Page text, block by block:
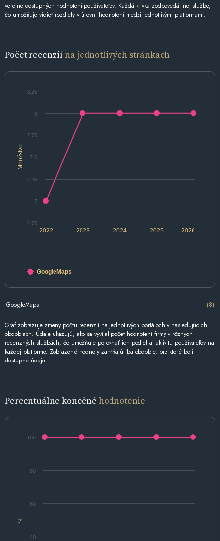
verejne dostupných hodnotení používateľov. Každá krivka zodpovedá inej službe,
čo umožňuje vidieť rozdiely v úrovni hodnotení medzi jednotlivými platformami.
Počet recenziína jednotlivých stránkach
Množstvo
2022 2024 2026
2023 2025
6.75
7
7.25
7.5
7.75
8
8.25
GoogleMaps
GoogleMaps (8)
Graf zobrazuje zmeny počtu recenzií na jednotlivých portáloch v nasledujúcich
obdobiach. Údaje ukazujú, ako sa vyvíjal počet hodnotení firmy v rôznych
recenzných službách, čo umožňuje porovnať ich podiel aj aktivitu používateľov na
každej platforme. Zobrazené hodnoty zahŕňajú iba obdobie, pre ktoré boli
dostupné údaje.
Percentuálne konečné hodnotenie
%
40
60
80
100